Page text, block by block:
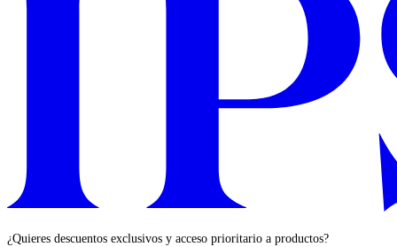
¿Quieres descuentos exclusivos y acceso prioritario a productos?